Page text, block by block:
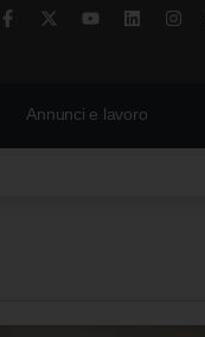
Annunci e lavoro